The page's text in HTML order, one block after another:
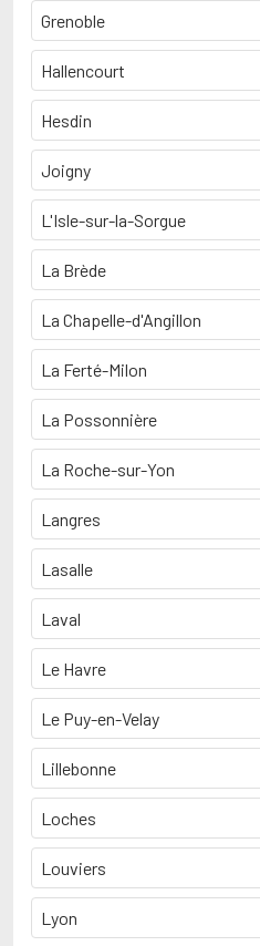
Grenoble
Hallencourt
Hesdin
Joigny
L'Isle-sur-la-Sorgue
La Brède
La Chapelle-d'Angillon
La Ferté-Milon
La Possonnière
La Roche-sur-Yon
Langres
Lasalle
Laval
Le Havre
Le Puy-en-Velay
Lillebonne
Loches
Louviers
Lyon